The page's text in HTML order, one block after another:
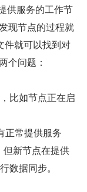
供服务的工作节
现节点的过程就
件就可以找到对
个问题：
比如节点正在启
正常提供服务
但新节点在提供
数据同步。